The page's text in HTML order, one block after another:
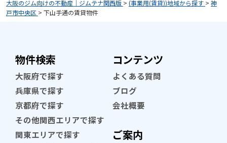
大阪のジム向けの不動産｜ジムテナ関西版 > (事業用(賃貸))地域から探す > 神
戸市中央区 > 下山手通の賃貸物件
物件検索
大阪府で探す
兵庫県で探す
京都府で探す
その他関西エリアで探す
関東エリアで探す
コンテンツ
よくある質問
ブログ
会社概要
ご案内